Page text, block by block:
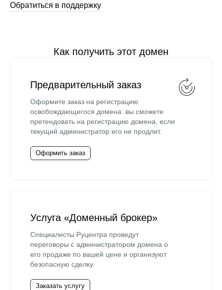
Обратиться в поддержку
Как получить этот домен
Предварительный заказ
Оформите заказ на регистрацию
освобождающегося домена: вы сможете
претендовать на регистрацию домена, если
текущий администратор его не продлит.
Оформить заказ
Услуга «Доменный брокер»
Специалисты Руцентра проведут
переговоры с администратором домена о
его продаже по вашей цене и организуют
безопасную сделку.
Заказать услугу